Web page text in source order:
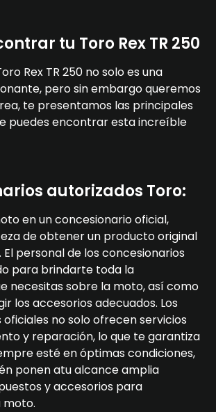
tu Toro Rex TR 250
Rex TR 250 no solo es una
pero sin embargo queremos
te presentamos las principales
puedes encontrar esta increíble
autorizados Toro:
en un concesionario oficial,
de obtener un producto original
personal de los concesionarios
para brindarte toda la
necesitas sobre la moto, así como
los accesorios adecuados. Los
no solo ofrecen servicios
y reparación, lo que te garantiza
esté en óptimas condiciones,
ponen atu alcance amplia
y accesorios para
moto.